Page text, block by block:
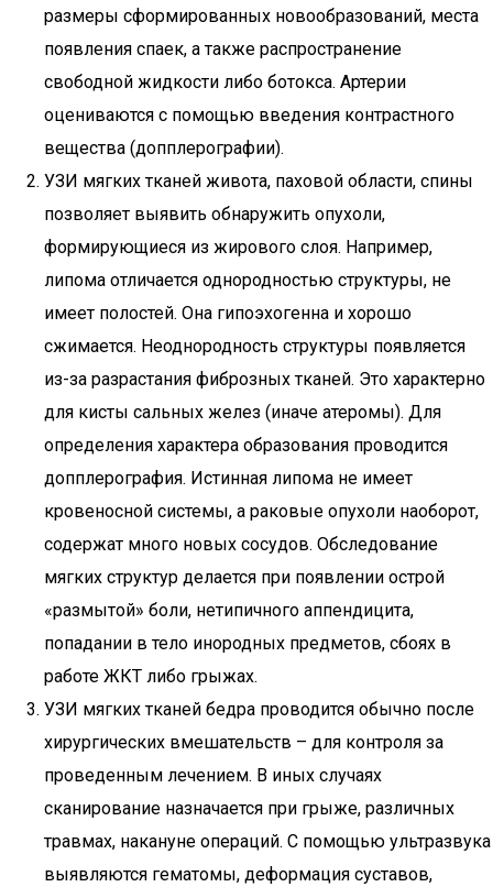
размеры сформированных новообразований, места
появления спаек, а также распространение
свободной жидкости либо ботокса. Артерии
оцениваются с помощью введения контрастного
вещества (допплерографии).
УЗИ мягких тканей живота, паховой области, спины
позволяет выявить обнаружить опухоли,
формирующиеся из жирового слоя. Например,
липома отличается однородностью структуры, не
имеет полостей. Она гипоэхогенна и хорошо
сжимается. Неоднородность структуры появляется
из-за разрастания фиброзных тканей. Это характерно
для кисты сальных желез (иначе атеромы). Для
определения характера образования проводится
допплерография. Истинная липома не имеет
кровеносной системы, а раковые опухоли наоборот,
содержат много новых сосудов. Обследование
мягких структур делается при появлении острой
«размытой» боли, нетипичного аппендицита,
попадании в тело инородных предметов, сбоях в
работе ЖКТ либо грыжах.
УЗИ мягких тканей бедра проводится обычно после
хирургических вмешательств – для контроля за
проведенным лечением. В иных случаях
сканирование назначается при грыже, различных
травмах, накануне операций. С помощью ультразвука
выявляются гематомы, деформация суставов,